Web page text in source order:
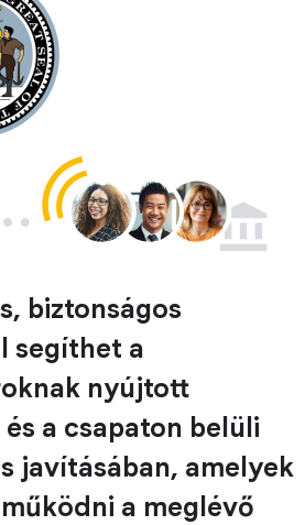
biztonságos
segíthet a
nyújtott
a csapaton belüli
javításában, amelyek
a meglévő